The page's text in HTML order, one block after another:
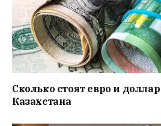
Сколько стоят евро и
Казахстана